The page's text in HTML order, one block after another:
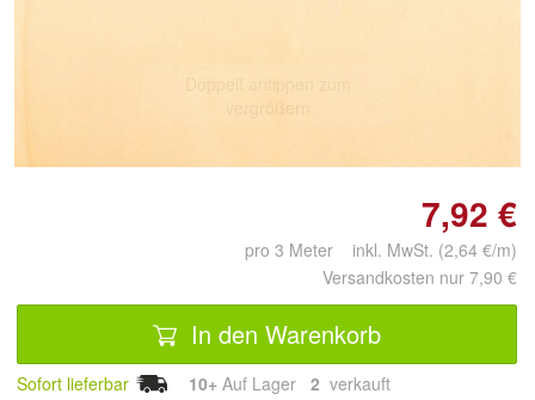
7,92 €
pro 3 Meter inkl. MwSt. (2,64 €/m)
Versandkosten nur 7,90 €
In den Warenkorb
Sofort lieferbar 10+ Auf Lager 2 verkauft